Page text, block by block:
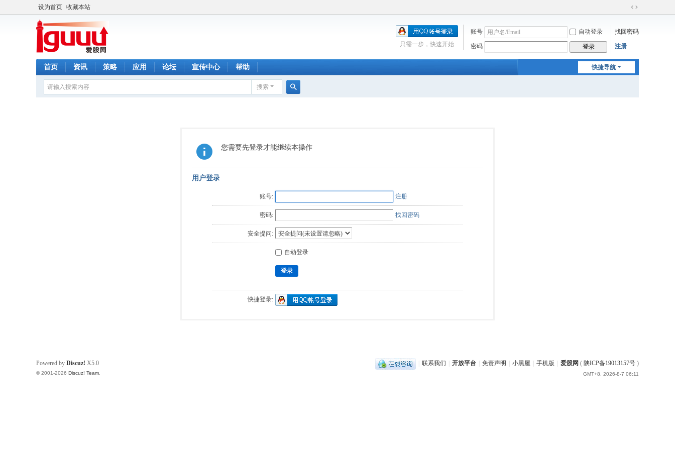
设为首页 收藏本站
切
到
账号 自动登录 找回密码
密码 登录 注册
只需一步，快速开始
快捷导航
首页 资讯 策略 应用 论坛 宣传中心 帮助
搜索
您需要先登录才能继续本操作
用户登录
账号: 注册
密码: 找回密码
安全提问:
自动登录
登录
快捷登录:
联系我们 开放平台 免责声明 小黑屋 手机版 爱股网 ( 陕ICP备19013157号 )
GMT+8, 2026-8-7 06:11
Powered by Discuz! X5.0
© 2001-2026 Discuz! Team